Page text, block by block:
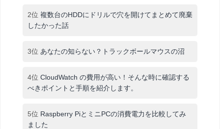
2位 複数台のHDDにドリルで穴を開けてまとめて廃棄
したかった話
3位 あなたの知らない？トラックボールマウスの沼
4位 CloudWatch の費用が高い！そんな時に確認する
べきポイントと手順を紹介します。
5位 Raspberry PiとミニPCの消費電力を比較してみ
ました